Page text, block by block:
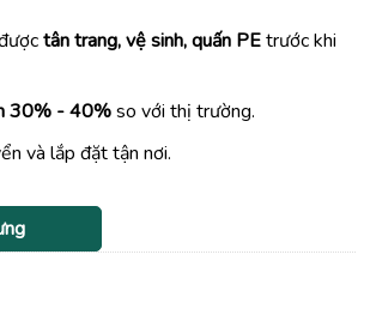
tân trang, vệ sinh, quấn PEtrước khi
30% - 40%so với thị trường.
và lắp đặt tận nơi.